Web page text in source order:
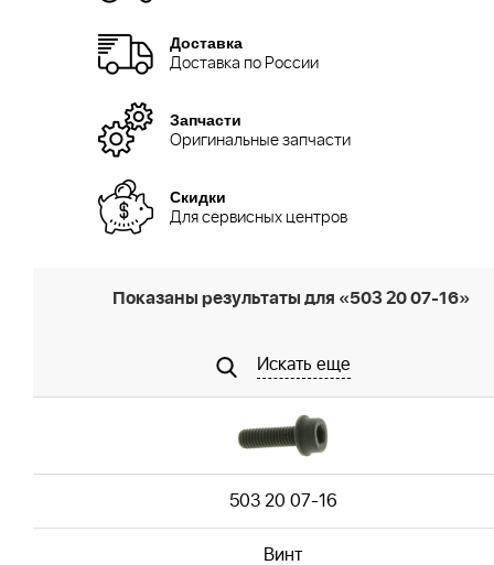
Доставка
Доставка по России
Запчасти
Оригинальные запчасти
Скидки
Для сервисных центров
Показаны результаты для «503 20 07-16»
Искать еще
503 20 07-16
Винт